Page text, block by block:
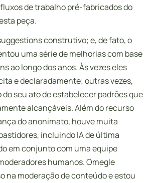
de trabalho pré-fabricados do
peça.
construtivo; e, de fato, o
uma série de melhorias com base
ao longo dos anos. Às vezes eles
e declaradamente; outras vezes,
seu ato de estabelecer padrões que
alcançáveis. Além do recurso
do anonimato, houve muita
incluindo IA de última
em conjunto com uma equipe
humanos. Omegle
na moderação de conteúdo e estou